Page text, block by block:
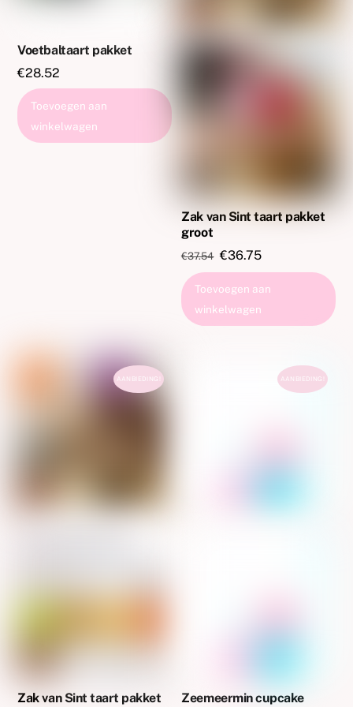
Voetbaltaart pakket
€28.52
Toevoegen aan
winkelwagen
Zak van Sint taart pakket
groot
€37.54 Oorspronkelijke
prijs
was:
€37.54.
€36.75Huidige
prijs
is:
Toevoegen aan
winkelwagen
AANBIEDING!
Zak van Sint taart pakket
AANBIEDING!
Zeemeermin cupcake